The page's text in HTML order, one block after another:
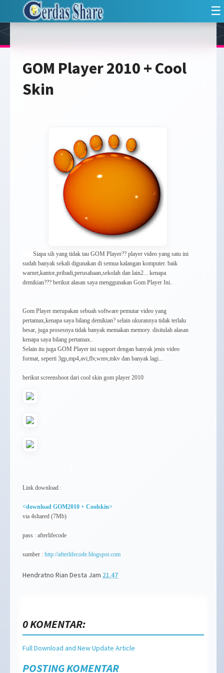
☰
GOM Player 2010 + Cool
Skin
Siapa sih yang tidak tau GOM Player?? player video yang satu ini
sudah banyak sekali digunakan di semua kalangan komputer. baik
warnet,kantor,pribadi,perusahaan,sekolah dan lain2... kenapa
demikian??? berikut alasan saya menggunakan Gom Player Ini..
Gom Player merupakan sebuah software pemutar video yang
pertamax,kenapa saya bilang demikian? selain ukurannya tidak terlalu
besar, juga prosesnya tidak banyak memakan memory. disitulah alasan
kenapa saya bilang pertamax..
Selain itu juga GOM Player ini support dengan banyak jenis video
format, seperti 3gp,mp4,avi,flv,wmv,mkv dan banyak lagi...
berikut screenshoot dari cool skin gom player 2010
Link download :
<download GOM2010 + Coolskin>
via 4shared (7Mb)
pass : afterlifecode
sumber : http://afterlifecode.blogspot.com
Hendratno Rian Desta Jam 21.47
0 KOMENTAR:
Full Download and New Update Article
POSTING KOMENTAR